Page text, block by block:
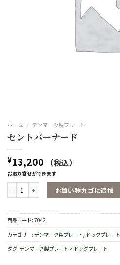
ホーム / デンマーク製プレート
セントバーナード
¥13,200 （税込）
お取り寄せができます
セントバーナード個お買い物カゴに追加
商品コード: 7042
カテゴリー: デンマーク製プレート ドッグプレート
タグ: デンマーク製プレート > ドッグプレート